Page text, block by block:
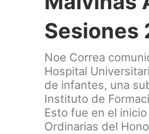
Sesiones
Noe Correa
Hospital
de infantes, una
Instituto de
Esto fue en el
Ordinarias del